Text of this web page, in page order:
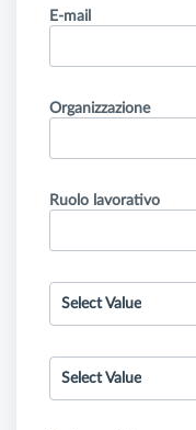
E-mail
Organizzazione
Ruolo lavorativo
Select Value
Select Value